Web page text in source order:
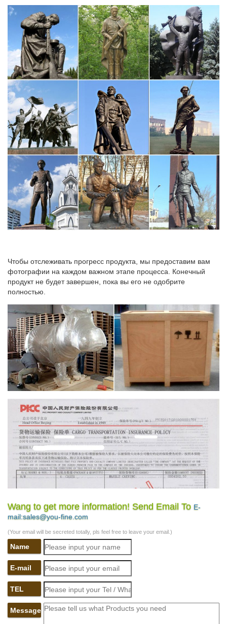
Чтобы отслеживать прогресс продукта, мы предоставим вам
фотографии на каждом важном этапе процесса. Конечный
продукт не будет завершен, пока вы его не одобрите
полностью.
Wang to get more information! Send Email To E-
mail:sales@you-fine.com
(Your email will be secreted totally, pls feel free to leave your email.)
Name
E-mail
TEL
Message